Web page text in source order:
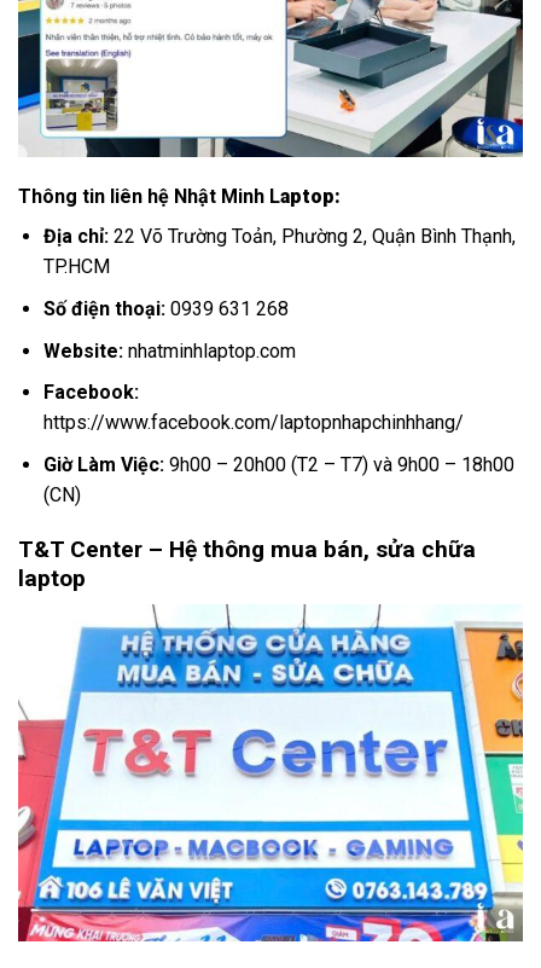
Thông tin liên hệ Nhật Minh Laptop:
Địa chỉ:22 Võ Trường Toản, Phường 2, Quận Bình Thạnh,
TP.HCM
Số điện thoại: 0939 631 268
Website: nhatminhlaptop.com
Facebook:
https://www.facebook.com/laptopnhapchinhhang/
Giờ Làm Việc:9h00 – 20h00 (T2 – T7) và 9h00 – 18h00
(CN)
T&T Center – Hệ thông mua bán, sửa chữa
laptop